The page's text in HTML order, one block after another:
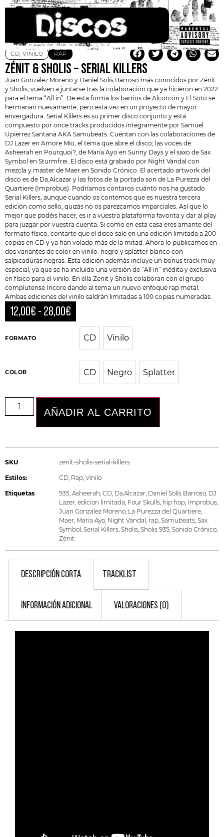
CD, VINILO RAP
ZÉNIT & SHOLIS – SERIAL KILLERS
Juan González Moreno y Daniel Solís Barroso más conocidos por Zénit
y Sholis , vuelven a juntarse tras la colaboración que ya hicieron en 2022
para el tema “All in”. De esta forma los barrios de Alcorcón y El Soto se
hermanan nuevamente, pero esta vez en un proyecto de mayor
envergadura. Serial Killers es su primer disco conjunto y está
compuesto por once tracks producidos íntegramente por Samuel
Upierrez Santana AKA Samubeats. Cuentan con las colaboraciones de
DJ Lazer en Amore Mío, el tema que abre el disco; las voces de
Asheerah en Pourquoi?, de María Ayo en Sunny Days y el saxo de Sax
Symbol en Sturmfrei. El disco está grabado por Night Vandal con
mezcla y master de Maer en Sonido Crónico. El acertado artwork del
disco es de Da.Alcazar y las fotos de la portada son de La Purezza del
Quartiere (Improbus). Podríamos contaros cuánto nos ha gustado
Serial Killers, aunque cuando os contemos que es nuestra tercera
edición como sello, quizás no os parezcamos imparciales. Así que lo
mejor que podéis hacer, es ir a vuestra plataforma favorita y dar al play
para juzgar por vuestra cuenta. Si como en esta casa eres amante del
formato físico, contarte que el disco sale en una edición limitada a 200
copias en CD y ya han volado más de la mitad. Ahora lo publicamos en
dos variantes de color en vinilo: negro y splatter blanco con
salpicaduras negras. Esta edición además incluye un bonus track muy
especial, ya que se ha incluido una versión de “All in” inédita y exclusiva
en físico para el vinilo. En ella Zenit y Sholis colaboran con el grupo
complutense Incore dando al tema un nuevo enfoque rap metal.
Ambas ediciones del vinilo saldrán limitadas a 100 copias numeradas.
12,00€ - 28,00€
FORMATO CD Vinilo
COLOR CD
CD Negro
Negro Splatter
Splatter
AÑADIR AL CARRITO
SKU zenit-sholis-serial-killers
Estilos: CD, Rap, Vinilo
Etiquetas 935, Asheerah, CD, Da.Alcazar, Daniel Solís Barroso, DJ
Lazer, edicion limitada, Four Skulls, hip hop, Improbus,
Juan González Moreno, La Purezza del Quartiere,
Maer, María Ayo, Night Vandal , rap, Samubeats, Sax
Symbol , Serial Killers, Sholis, Sholis 935, Sonido Crónico,
Zénit
DESCRIPCIÓN CORTA TRACKLIST
INFORMACIÓN ADICIONAL VALORACIONES (0)